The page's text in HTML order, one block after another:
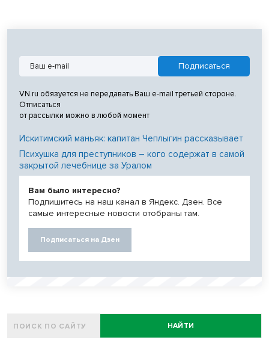
VN.ru обязуется не передавать Ваш e-mail третьей стороне.
Отписаться
от рассылки можно в любой момент
Искитимский маньяк: капитан Чеплыгин рассказывает
Психушка для преступников – кого содержат в самой
закрытой лечебнице за Уралом
Вам было интересно?
Подпишитесь на наш канал в Яндекс. Дзен. Все
самые интересные новости отобраны там.
Подписаться на Дзен
НАЙТИ